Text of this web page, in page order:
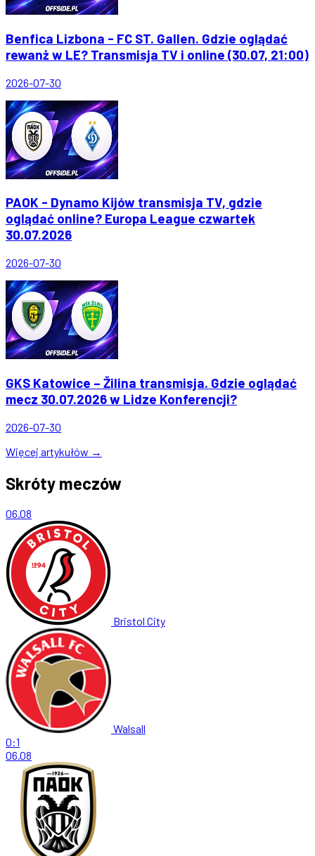
Benfica Lizbona - FC ST. Gallen. Gdzie oglądać
rewanż w LE? Transmisja TV i online (30.07, 21:00)
2026-07-30
PAOK - Dynamo Kijów transmisja TV, gdzie
oglądać online? Europa League czwartek
30.07.2026
2026-07-30
GKS Katowice – Žilina transmisja. Gdzie oglądać
mecz 30.07.2026 w Lidze Konferencji?
2026-07-30
Więcej artykułów →
Skróty meczów
06.08
Bristol City
Walsall
0:1
06.08